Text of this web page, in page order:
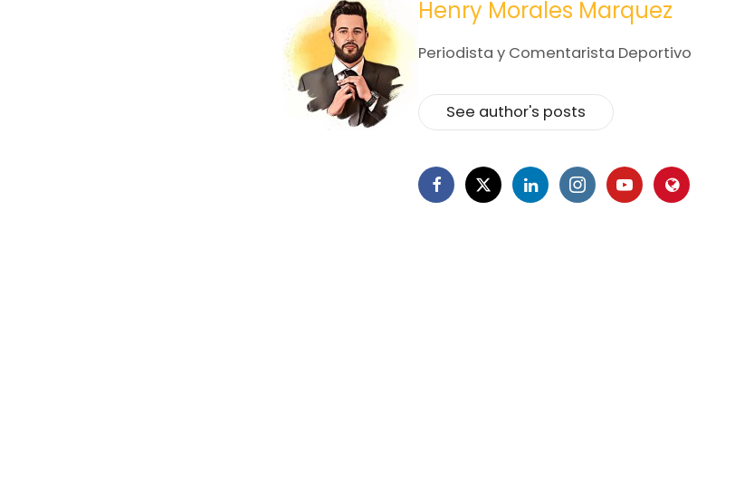
Henry Morales Marquez
Periodista y Comentarista Deportivo
See author's posts